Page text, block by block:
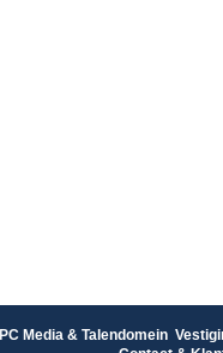
PC Media & Talendomein